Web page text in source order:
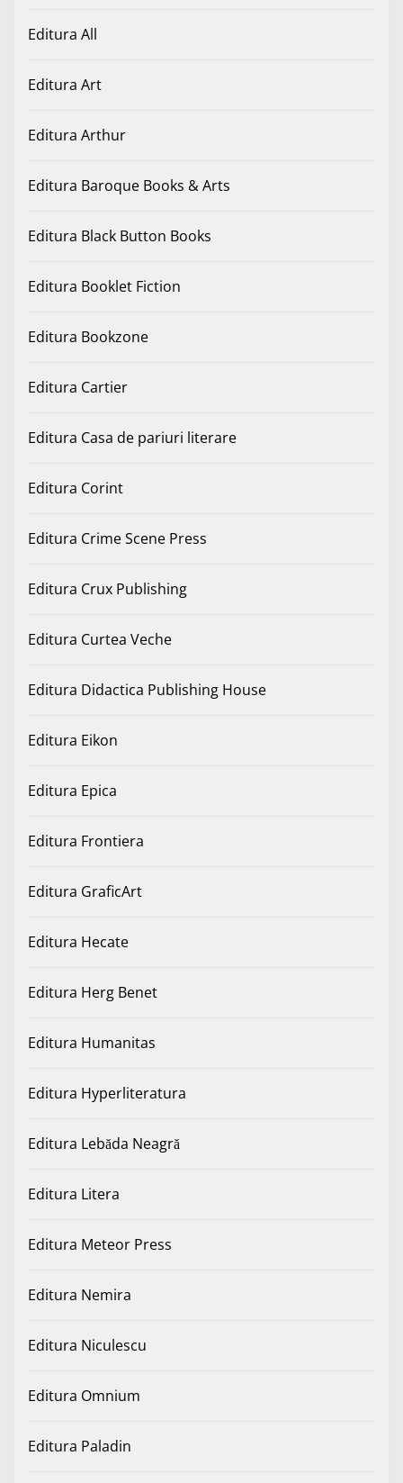
Editura All
Editura Art
Editura Arthur
Editura Baroque Books & Arts
Editura Black Button Books
Editura Booklet Fiction
Editura Bookzone
Editura Cartier
Editura Casa de pariuri literare
Editura Corint
Editura Crime Scene Press
Editura Crux Publishing
Editura Curtea Veche
Editura Didactica Publishing House
Editura Eikon
Editura Epica
Editura Frontiera
Editura GraficArt
Editura Hecate
Editura Herg Benet
Editura Humanitas
Editura Hyperliteratura
Editura Lebăda Neagră
Editura Litera
Editura Meteor Press
Editura Nemira
Editura Niculescu
Editura Omnium
Editura Paladin